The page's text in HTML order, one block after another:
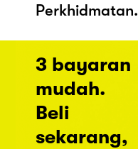
Perkhidmatan.
3 bayaran
mudah.
Beli
sekarang,